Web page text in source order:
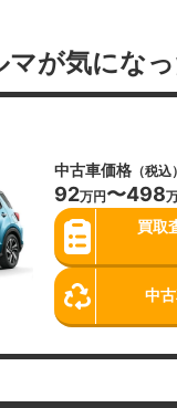
マが気にな
中古車価格 （税込）
92万円〜498
買取
中